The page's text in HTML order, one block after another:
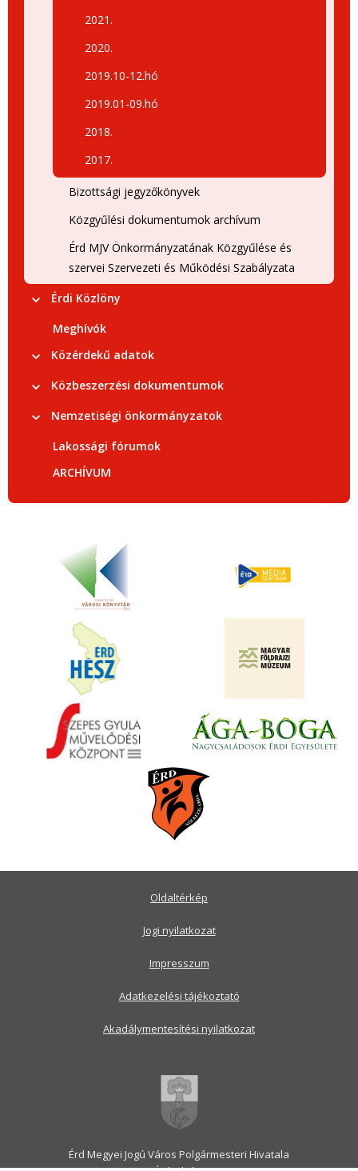
2021.
2020.
2019.10-12.hó
2019.01-09.hó
2018.
2017.
Bizottsági jegyzőkönyvek
Közgyűlési dokumentumok archívum
Érd MJV Önkormányzatának Közgyűlése és
szervei Szervezeti és Működési Szabályzata
Érdi Közlöny
Meghívók
Közérdekű adatok
Közbeszerzési dokumentumok
Nemzetiségi önkormányzatok
Lakossági fórumok
ARCHÍVUM
Érd Megyei Jogú Város Polgármesteri Hivatala
Oldaltérkép
Jogi nyilatkozat
Impresszum
Adatkezelési tájékoztató
Akadálymentesítési nyilatkozat